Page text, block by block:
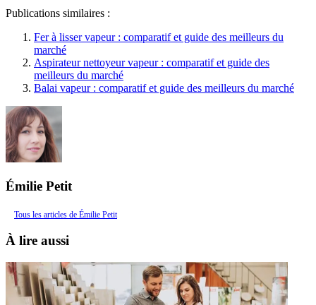
Publications similaires :
Fer à lisser vapeur : comparatif et guide des meilleurs du
marché
Aspirateur nettoyeur vapeur : comparatif et guide des
meilleurs du marché
Balai vapeur : comparatif et guide des meilleurs du marché
Émilie Petit
Tous les articles de Émilie Petit
À lire aussi